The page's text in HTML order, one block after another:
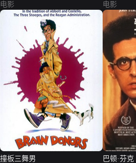
电影
电影
撞板三舞男
巴顿·芬克